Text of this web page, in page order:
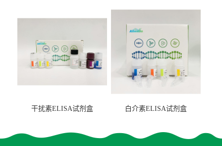
盒
干扰素ELISA试剂盒 白介素ELISA试剂盒